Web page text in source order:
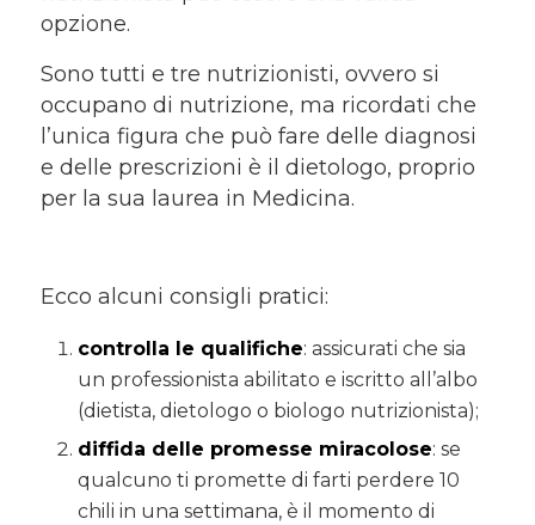
opzione.
Sono tutti e tre nutrizionisti, ovvero si
occupano di nutrizione, ma ricordati che
l’unica figura che può fare delle diagnosi
e delle prescrizioni è il dietologo, proprio
per la sua laurea in Medicina.
Ecco alcuni consigli pratici:
controlla le qualifiche: assicurati che sia
un professionista abilitato e iscritto all’albo
(dietista, dietologo o biologo nutrizionista);
diffida delle promesse miracolose: se
qualcuno ti promette di farti perdere 10
chili in una settimana, è il momento di